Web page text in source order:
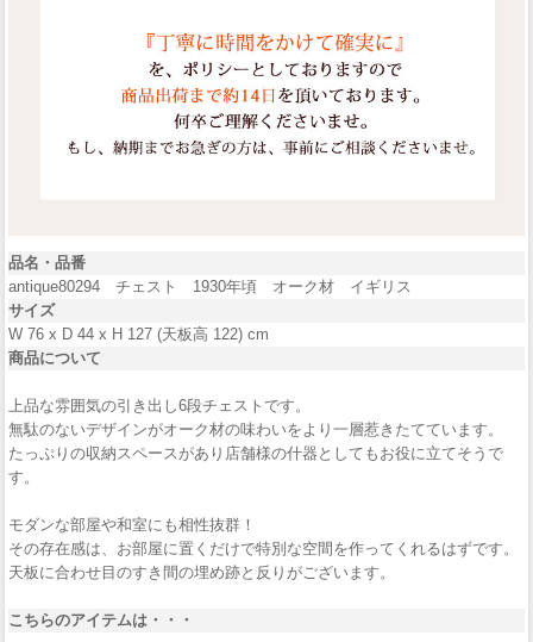
品名・品番
antique80294 チェスト 1930年頃 オーク材 イギリス
サイズ
W 76 x D 44 x H 127 (天板高 122) cm
商品について
上品な雰囲気の引き出し6段チェストです。
無駄のないデザインがオーク材の味わいをより一層惹きたてています。
たっぷりの収納スペースがあり店舗様の什器としてもお役に立てそうで
す。
モダンな部屋や和室にも相性抜群！
その存在感は、お部屋に置くだけで特別な空間を作ってくれるはずです。
天板に合わせ目のすき間の埋め跡と反りがございます。
こちらのアイテムは・・・